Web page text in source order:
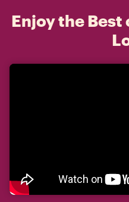
Enjoy the Best